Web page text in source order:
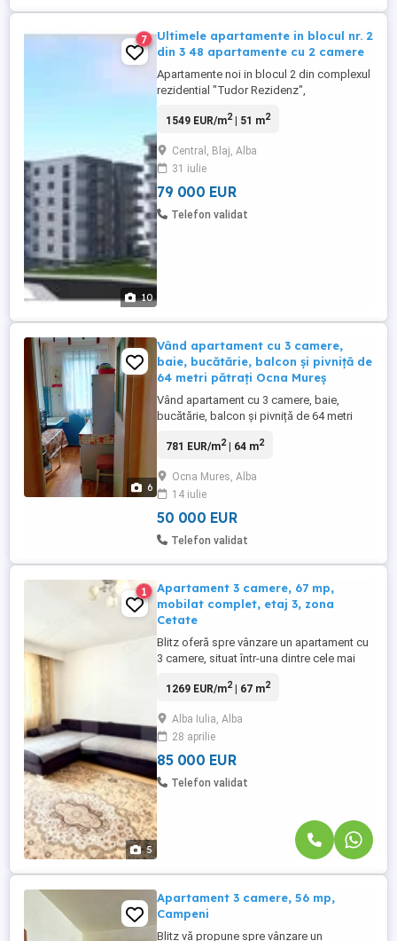
10
7
Ultimele apartamente in blocul nr. 2
din 3 48 apartamente cu 2 camere
Apartamente noi in blocul 2 din complexul
rezidential "Tudor Rezidenz",
de: 51mp, 55mp parcare exterioara inclusa
apartamente pe nivel, bloc cu parter plus 5
etaje, prevazut cu 2 lifturi. Parcare
subterana contra cost. Toate
1549 EUR/m2| 51 m2
Central, Blaj, Alba
31 iulie
79 000 EUR
Telefon validat
6
Vând apartament cu 3 camere,
baie, bucătărie, balcon și pivniță de
64 metri pătrați Ocna Mureș
Vând apartament cu 3 camere, baie,
bucătărie, balcon și pivniță de 64 metri
1974. Ocna Mureș, strada Brazilor, Bloc 33,
Primăria Orașului Ocna Mureș, foarte
aproape de centru. Preț negociabil 50.000
EURO. Contact Sorin ...
781 EUR/m2| 64 m2
Ocna Mures, Alba
14 iulie
50 000 EUR
Telefon validat
5
1
Apartament 3 camere, 67 mp,
mobilat complet, etaj 3, zona
Cetate
Blitz oferă spre vânzare un apartament cu
3 camere, situat într-una dintre cele mai
etajul 3 din 4, ideal atât pentru locuit, cât și
compartimentare eficientă și confortabilă:
living spațios și luminos 2 dormitoare
bucătărie ...
1269 EUR/m2| 67 m2
Alba Iulia, Alba
28 aprilie
85 000 EUR
Telefon validat
Apartament 3 camere, 56 mp,
Campeni
Blitz vă propune spre vânzare un